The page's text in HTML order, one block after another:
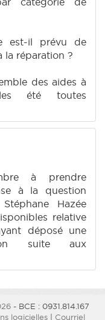
est-il prévu de
la réparation ?
des aides à
été toutes
à prendre
à la question
Hazée
relative
déposé une
suite aux
- BCE : 0931.814.167
logicielles| Courriel